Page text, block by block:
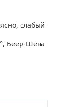
слабый
Беер-Шева